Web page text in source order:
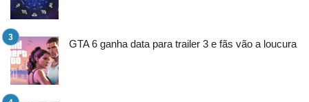
GTA 6 ganha data para trailer 3 e fãs vão a loucura